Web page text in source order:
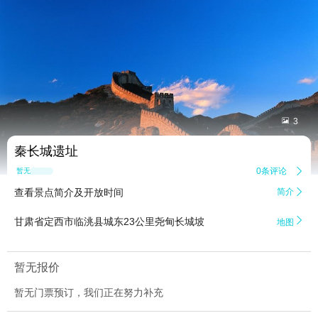
 3
秦长城遗址
暂无点评 0条评论 
查看景点简介及开放时间 简介 
甘肃省定西市临洮县城东23公里尧甸长城坡 地图 
暂无报价
暂无门票预订，我们正在努力补充